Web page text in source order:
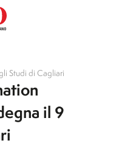
Studi di Cagliari
il 9